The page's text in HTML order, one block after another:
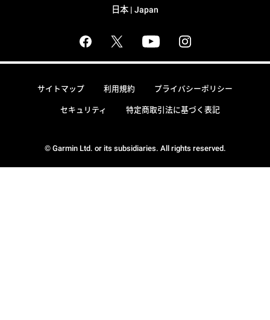
日本 | Japan
© Garmin Ltd. or its subsidiaries. All rights reserved.
サイトマップ 利用規約 プライバシーポリシー
セキュリティ 特定商取引法に基づく表記